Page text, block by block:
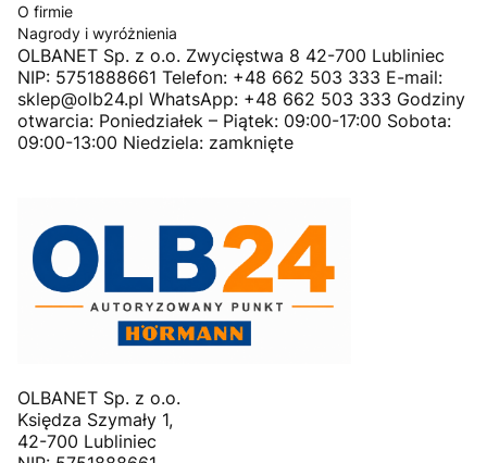
O firmie
Nagrody i wyróżnienia
OLBANET Sp. z o.o. Zwycięstwa 8 42-700 Lubliniec
NIP: 5751888661 Telefon: +48 662 503 333 E-mail:
sklep@olb24.pl WhatsApp: +48 662 503 333 Godziny
otwarcia: Poniedziałek – Piątek: 09:00-17:00 Sobota:
09:00-13:00 Niedziela: zamknięte
OLBANET Sp. z o.o.
Księdza Szymały 1,
42-700 Lubliniec